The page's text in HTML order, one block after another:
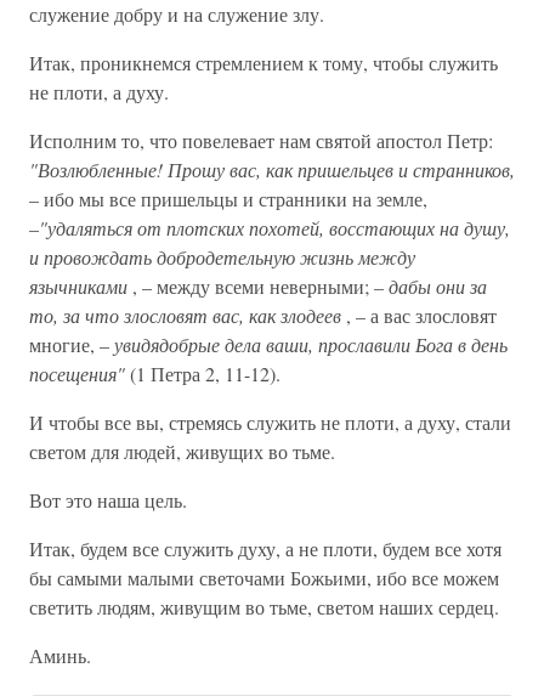
служение добру и на служение злу.
Итак, проникнемся стремлением к тому, чтобы служить
не плоти, а духу.
Исполним то, что повелевает нам святой апостол Петр:
"Возлюбленные! Прошу вас, как пришельцев и странников,
– ибо мы все пришельцы и странники на земле,
–"удаляться от плотских похотей, восстающих на душу,
и провождать добродетельную жизнь между
язычниками , – между всеми неверными; –дабы они за
то, за что злословят вас, как злодеев , – а вас злословят
многие, –увидядобрые дела ваши, прославили Бога в день
посещения"(1 Петра 2, 11-12).
И чтобы все вы, стремясь служить не плоти, а духу, стали
светом для людей, живущих во тьме.
Вот это наша цель.
Итак, будем все служить духу, а не плоти, будем все хотя
бы самыми малыми светочами Божьими, ибо все можем
светить людям, живущим во тьме, светом наших сердец.
Аминь.